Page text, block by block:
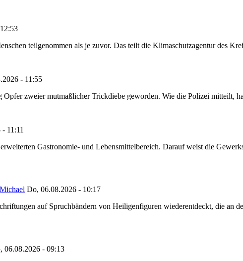
teilgenommen als je zuvor. Das teilt die Klimaschutzagentur des
- 11:55
zweier mutmaßlicher Trickdiebe geworden. Wie die Polizei mitteilt,
11:11
Gastronomie- und Lebensmittelbereich. Darauf weist die
Do, 06.08.2026 - 10:17
auf Spruchbändern von Heiligenfiguren wiederentdeckt, die an
06.08.2026 - 09:13